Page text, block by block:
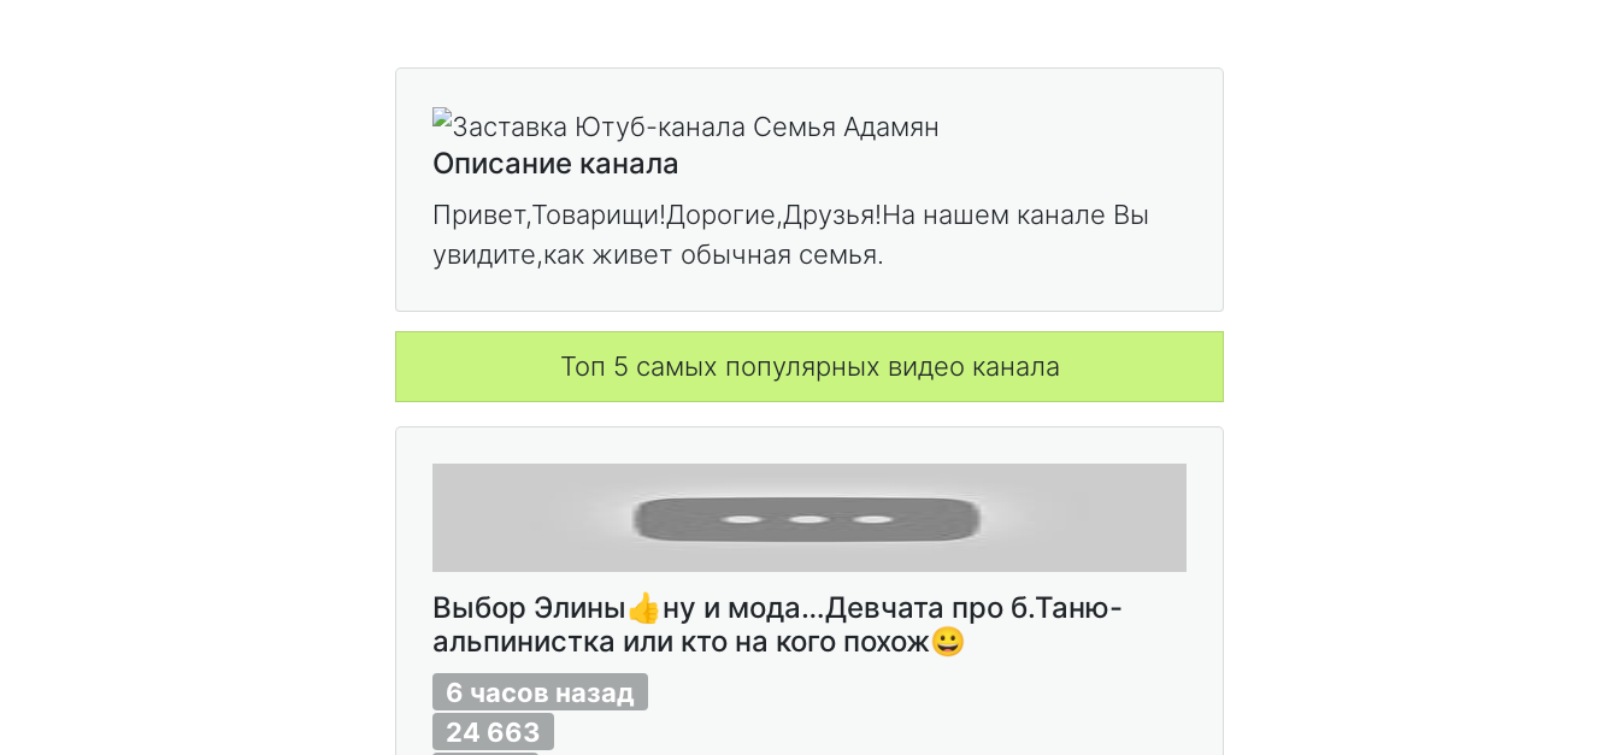
Описание канала
Привет,Товарищи!Дорогие,Друзья!На нашем канале Вы
увидите,как живет обычная семья.
Топ 5 самых популярных видео канала
Выбор Элины👍ну и мода…Девчата про б.Таню-
альпинистка или кто на кого похож😀
6 часов назад
24 663